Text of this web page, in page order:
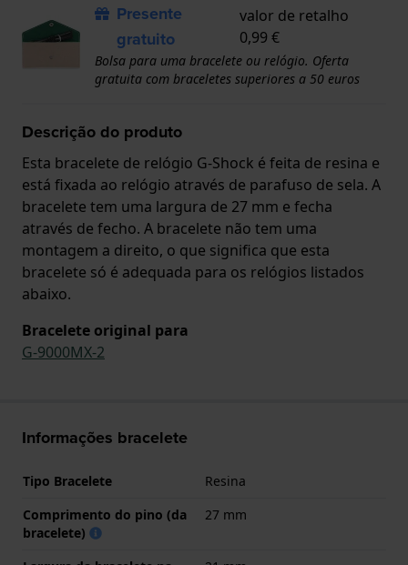
Presente
gratuito
valor de retalho
0,99 €
Bolsa para uma bracelete ou relógio. Oferta
gratuita com braceletes superiores a 50 euros
Descrição do produto
Esta bracelete de relógio G-Shock é feita de resina e
está fixada ao relógio através de parafuso de sela. A
bracelete tem uma largura de 27 mm e fecha
através de fecho. A bracelete não tem uma
montagem a direito, o que significa que esta
bracelete só é adequada para os relógios listados
abaixo.
Bracelete original para
G-9000MX-2
Informações bracelete
Tipo Bracelete
Resina
Comprimento do pino (da
bracelete)
27 mm